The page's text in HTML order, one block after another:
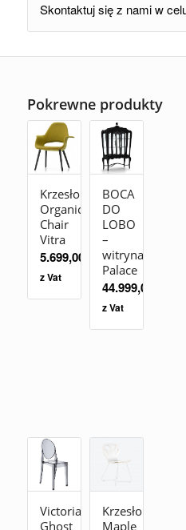
Skontaktuj się z nami w
Pokrewne produkty
Krzesło
Organic
Chair
Vitra
5.699,00
z Vat
BOCA
DO
LOBO
–
witryna
Palace
44.999,00
z Vat
Victoria
Ghost
Krzesło
Maple